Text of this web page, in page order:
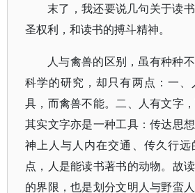
末了，我还要说几句关于读
圣权利，和读书的搏斗精神。
人与禽兽的区别，虽有种种
科学的研究，却只有两点：一
具，而禽兽不能。二、人有文字，
其实文字亦是一种工具：传达思
神上人与人内在交通、传久行
点，人是能读书著书的动物。故
的界限，也是划分文明人与野蛮